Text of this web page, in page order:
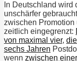
In Deutschland wird
unschärfer
zwischen Promotion
zeitlich eingegrenzt:
von maximal vier,
sechs Jahren
wenn zwischen